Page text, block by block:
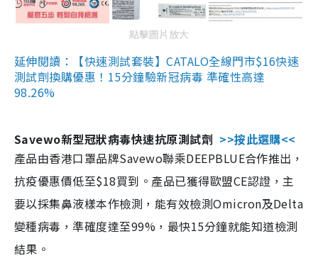
點擊圖片放大
延伸閱讀：【快速測試套裝】CATALO全線門市$16快速
測試劑換購優惠！15分鐘驗新冠病毒 準確性高達
98.26%
Savewo新型冠狀病毒快速抗原測試劑 >>按此選購<<
產品由香港口罩品牌Savewo聯乘DEEPBLUE合作推出，
抗疫優惠價低至$18買到。產品已獲得歐盟CE認證，主
要以採集鼻液樣本作檢測，能有效檢測Omicron及Delta
變種病毒，準確度達至99%，最快15分鐘就能知道檢測
結果。